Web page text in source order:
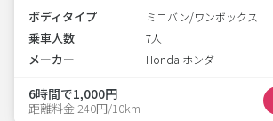
ボディタイプ ミニバン/ワンボックス
乗車人数 7人
メーカー Honda ホンダ
6時間で1,000円
距離料金 240円/10km